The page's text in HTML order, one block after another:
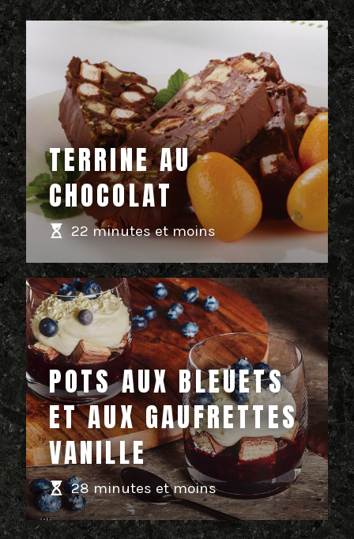
TERRINE AU
CHOCOLAT
22 minutes et moins
POTS AUX BLEUETS
ET AUX GAUFRETTES
VANILLE
28 minutes et moins